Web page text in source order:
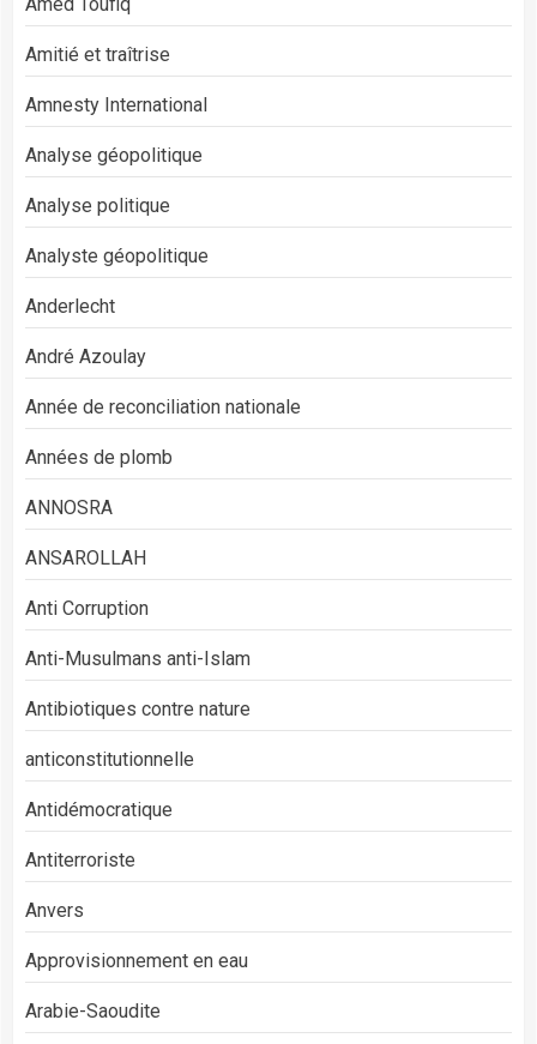
Amitié et traîtrise
Amnesty International
Analyse géopolitique
Analyse politique
Analyste géopolitique
Anderlecht
André Azoulay
Année de reconciliation nationale
Années de plomb
ANNOSRA
ANSAROLLAH
Anti Corruption
Anti-Musulmans anti-Islam
Antibiotiques contre nature
anticonstitutionnelle
Antidémocratique
Antiterroriste
Anvers
Approvisionnement en eau
Arabie-Saoudite